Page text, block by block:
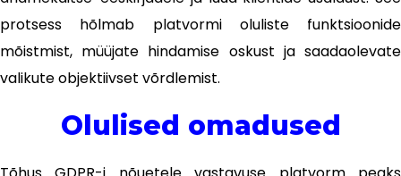
protsess hõlmab platvormi oluliste funktsioonide
mõistmist, müüjate hindamise oskust ja saadaolevate
valikute objektiivset võrdlemist.
Olulised omadused